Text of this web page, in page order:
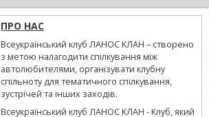
ПРО НАС
Всеукраїнський клуб ЛАНОС КЛАН – створено
з метою налагодити спілкування між
автолюбителями, організувати клубну
спільноту для тематичного спілкування,
зустрічей та інших заходів.
Всеукраїнський клуб ЛАНОС КЛАН - Клуб, який